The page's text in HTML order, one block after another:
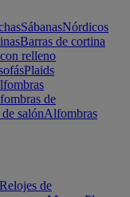
SábanasNórdicos
Barras de cortina
relleno
Plaids
de
salónAlfombras
Relojes de